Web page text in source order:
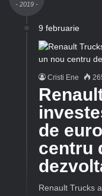
- 2019 -
9 februarie
Cristi Ene
de
centru
Renault Trucks